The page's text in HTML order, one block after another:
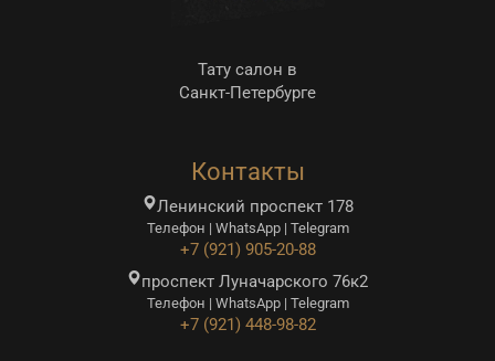
Тату салон в
Санкт-Петербурге
Контакты
Ленинский проспект 178
Телефон | WhatsApp | Telegram
+7 (921) 905-20-88
проспект Луначарского 76к2
Телефон | WhatsApp | Telegram
+7 (921) 448-98-82